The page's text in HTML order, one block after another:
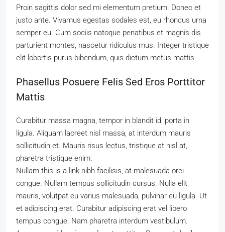
Proin sagittis dolor sed mi elementum pretium. Donec et
justo ante. Vivamus egestas sodales est, eu rhoncus urna
semper eu. Cum sociis natoque penatibus et magnis dis
parturient montes, nascetur ridiculus mus. Integer tristique
elit lobortis purus bibendum, quis dictum metus mattis.
Phasellus Posuere Felis Sed Eros Porttitor
Mattis
Curabitur massa magna, tempor in blandit id, porta in
ligula. Aliquam laoreet nisl massa, at interdum mauris
sollicitudin et. Mauris risus lectus, tristique at nisl at,
pharetra tristique enim.
Nullam this is a link nibh facilisis, at malesuada orci
congue. Nullam tempus sollicitudin cursus. Nulla elit
mauris, volutpat eu varius malesuada, pulvinar eu ligula. Ut
et adipiscing erat. Curabitur adipiscing erat vel libero
tempus congue. Nam pharetra interdum vestibulum.